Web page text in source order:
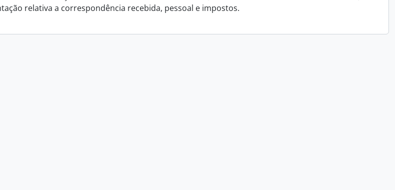
relativa a correspondência recebida, pessoal e impostos.